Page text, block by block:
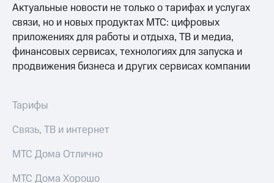
Актуальные новости не только о тарифах и услугах
связи, но и новых продуктах МТС: цифровых
приложениях для работы и отдыха, ТВ и медиа,
финансовых сервисах, технологиях для запуска и
продвижения бизнеса и других сервисах компании
Тарифы
Связь, ТВ и интернет
МТС Дома Отлично
МТС Дома Хорошо